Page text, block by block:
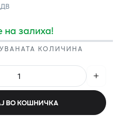
на залиха!
КОЛИЧИНА
ВО КОШНИЧКА